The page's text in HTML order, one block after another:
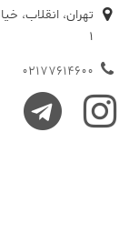
1
02177614600